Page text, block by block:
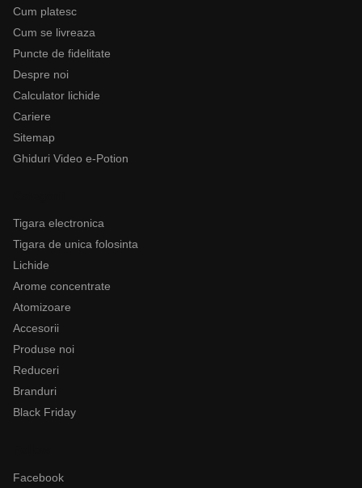
Cum platesc
Cum se livreaza
Puncte de fidelitate
Despre noi
Calculator lichide
Cariere
Sitemap
Ghiduri Video e-Potion
Tigara electronica
Tigara de unica folosinta
Lichide
Arome concentrate
Atomizoare
Accesorii
Produse noi
Reduceri
Branduri
Black Friday
Facebook